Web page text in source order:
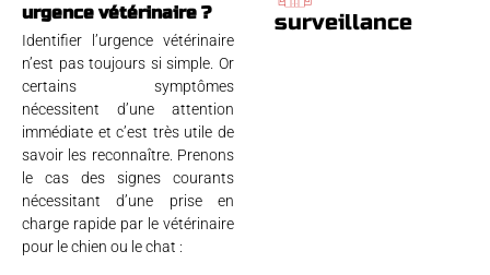
urgence vétérinaire ?
Identifier l’urgence vétérinaire
n’est pas toujours si simple. Or
certains symptômes
nécessitent d’une attention
immédiate et c’est très utile de
savoir les reconnaître. Prenons
le cas des signes courants
nécessitant d’une prise en
charge rapide par le vétérinaire
pour le chien ou le chat :
surveillance